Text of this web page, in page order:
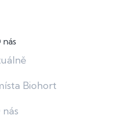
nás
Biohort
nás